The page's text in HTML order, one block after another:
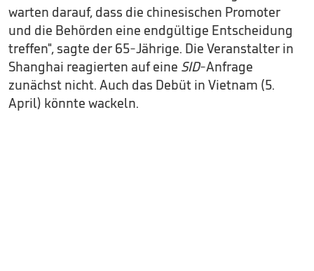
warten darauf, dass die chinesischen Promoter
und die Behörden eine endgültige Entscheidung
treffen", sagte der 65-Jährige. Die Veranstalter in
Shanghai reagierten auf eine SID-Anfrage
zunächst nicht. Auch das Debüt in Vietnam (5.
April) könnte wackeln.